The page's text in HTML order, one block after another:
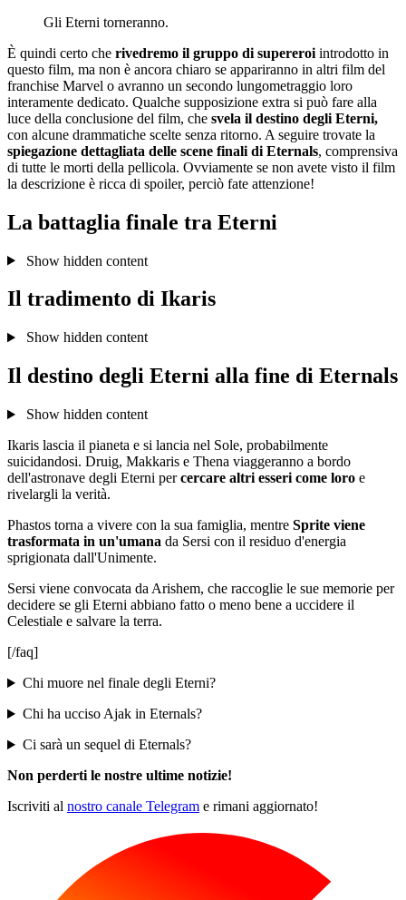
Gli Eterni torneranno.
È quindi certo che rivedremo il gruppo di supereroi introdotto in
questo film, ma non è ancora chiaro se appariranno in altri film del
franchise Marvel o avranno un secondo lungometraggio loro
interamente dedicato. Qualche supposizione extra si può fare alla
luce della conclusione del film, che svela il destino degli Eterni,
con alcune drammatiche scelte senza ritorno. A seguire trovate la
spiegazione dettagliata delle scene finali di Eternals, comprensiva
di tutte le morti della pellicola. Ovviamente se non avete visto il film
la descrizione è ricca di spoiler, perciò fate attenzione!
La battaglia finale tra Eterni
Show hidden content
Il tradimento di Ikaris
Show hidden content
Il destino degli Eterni alla fine di Eternals
Show hidden content
Ikaris lascia il pianeta e si lancia nel Sole, probabilmente
suicidandosi. Druig, Makkaris e Thena viaggeranno a bordo
dell'astronave degli Eterni percercare altri esseri come loro e
rivelargli la verità.
Phastos torna a vivere con la sua famiglia, mentre Sprite viene
trasformata in un'umana da Sersi con il residuo d'energia
sprigionata dall'Unimente.
Sersi viene convocata da Arishem, che raccoglie le sue memorie per
decidere se gli Eterni abbiano fatto o meno bene a uccidere il
Celestiale e salvare la terra.
[/faq]
Chi muore nel finale degli Eterni?
Chi ha ucciso Ajak in Eternals?
Ci sarà un sequel di Eternals?
Non perderti le nostre ultime notizie!
Iscriviti al nostro canale Telegram e rimani aggiornato!